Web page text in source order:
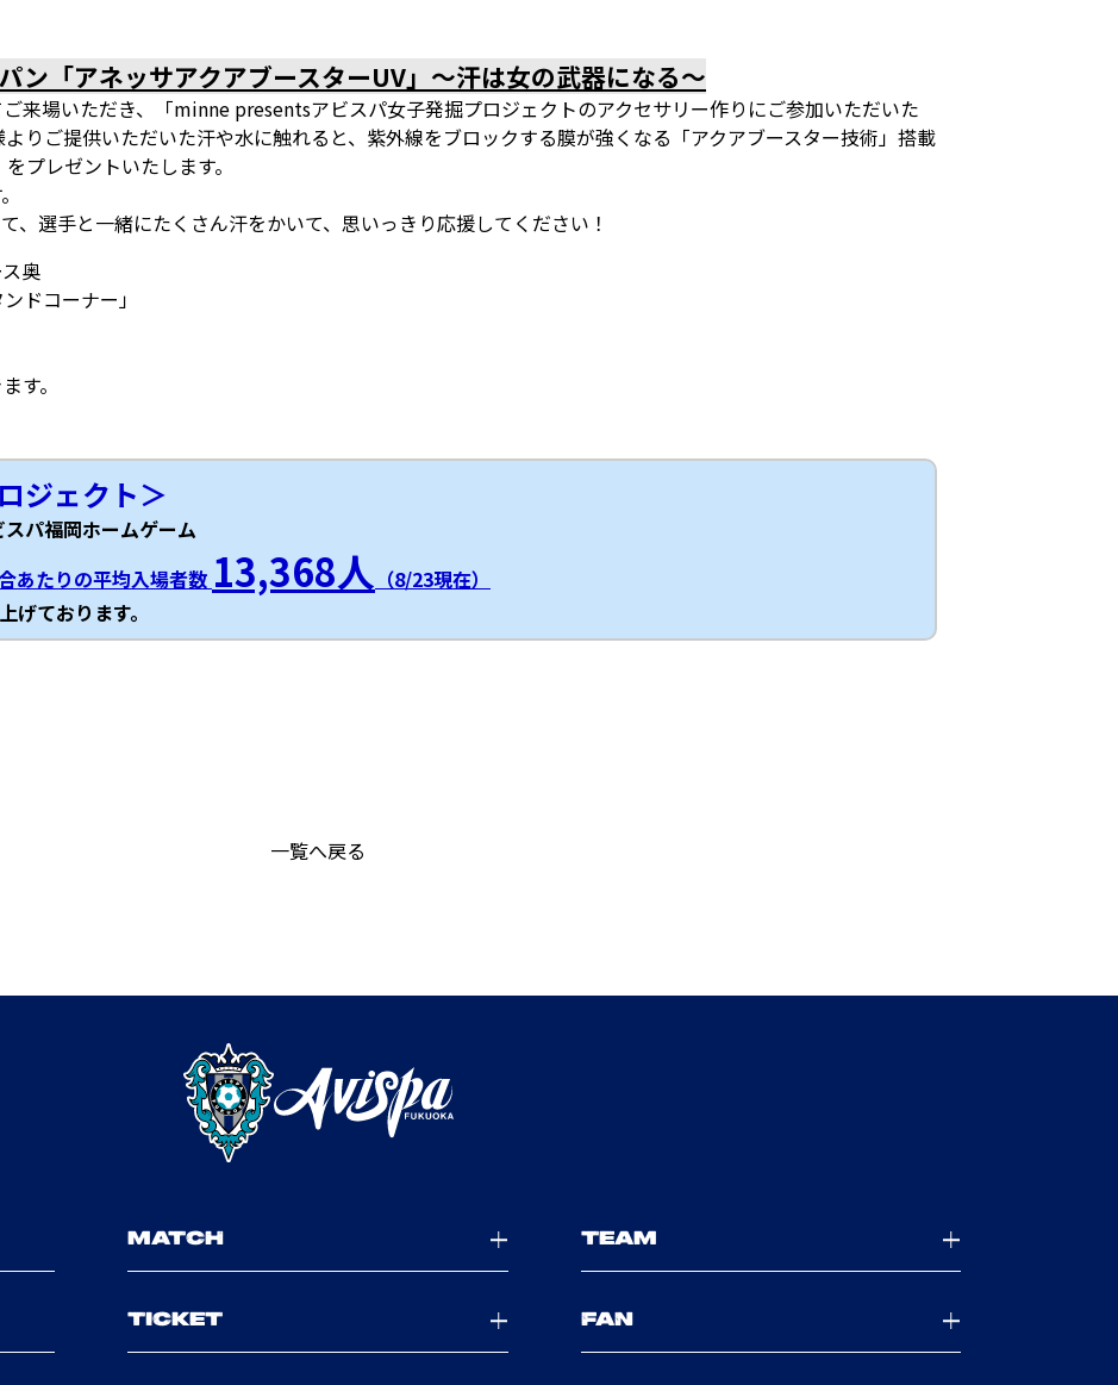
「アネッサアクアブースターUV」～汗は女の武器になる～
来場いただき、「minne presentsアビスパ女子発掘プロジェクトのアクセサリー作りにご参加いただいた
りご提供いただいた汗や水に触れると、紫外線をブロックする膜が強くなる「アクアブースター技術」搭載
プレゼントいたします。
、選手と一緒にたくさん汗をかいて、思いっきり応援してください！
奥
ドコーナー」
す。
ジェクト＞
パ福岡ホームゲーム
あたりの平均入場者数 13,368人 （8/23現在）
げております。
一覧へ戻る
MATCH TEAM
TICKET FAN